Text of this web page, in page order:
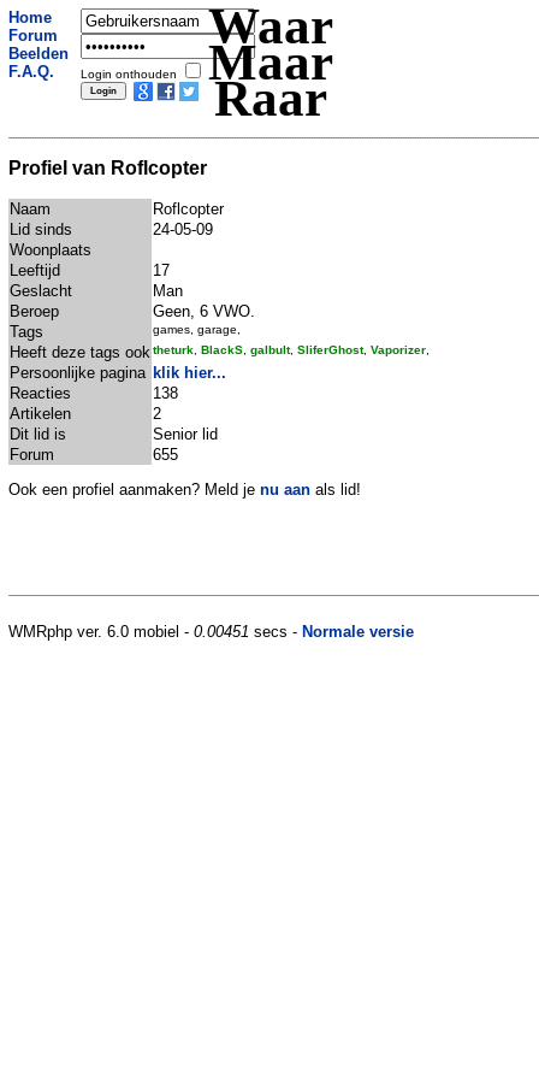
Home
Forum
Beelden
F.A.Q.
Login onthouden
Waar
Maar
Raar
Profiel van Roflcopter
Naam
Roflcopter
Lid sinds
24-05-09
Woonplaats
Leeftijd
17
Geslacht
Man
Beroep
Geen, 6 VWO.
Tags
games, garage,
Heeft deze tags ook theturk BlackS galbult, SliferGhost, Vaporizer
Persoonlijke pagina klik hier...
Reacties
138
Artikelen
2
Dit lid is
Senior lid
Forum
655
Ook een profiel aanmaken? Meld je nu aan als lid!
WMRphp ver. 6.0 mobiel - 0.00451 secs - Normale versie